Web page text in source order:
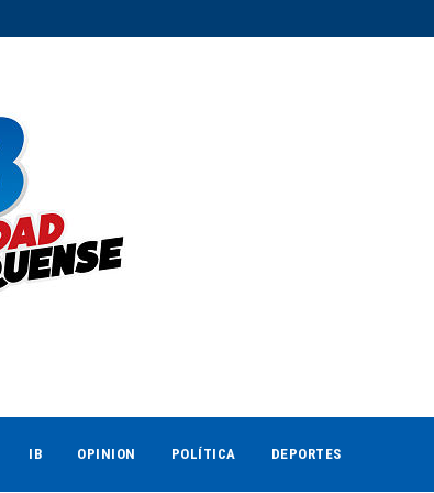
IB OPINION POLÍTICA DEPORTES